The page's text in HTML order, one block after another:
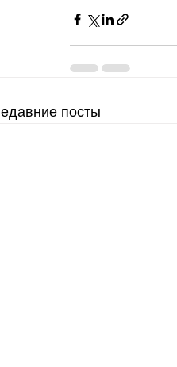
посты